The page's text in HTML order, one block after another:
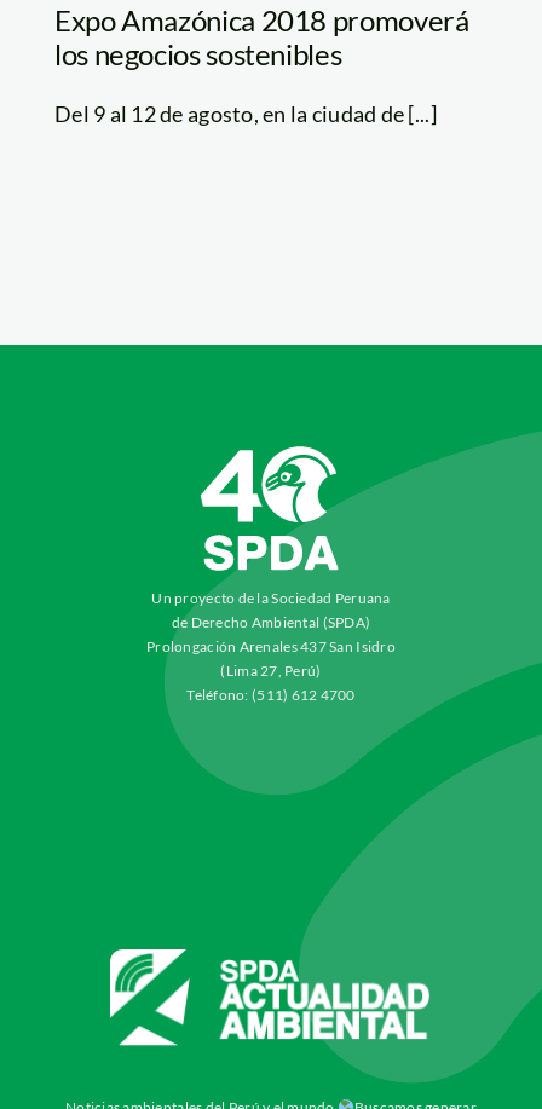
Expo Amazónica 2018 promoverá
los negocios sostenibles
Del 9 al 12 de agosto, en la ciudad de [...]
Un proyecto de la Sociedad Peruana
de Derecho Ambiental (SPDA)
Prolongación Arenales 437 San Isidro
(Lima 27, Perú)
Teléfono: (511) 612 4700